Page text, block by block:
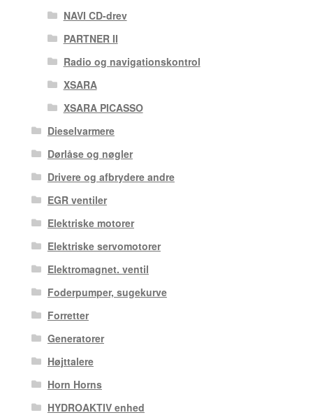
NAVI CD-drev
PARTNER II
Radio og navigationskontrol
XSARA
XSARA PICASSO
Dieselvarmere
Dørlåse og nøgler
Drivere og afbrydere andre
EGR ventiler
Elektriske motorer
Elektriske servomotorer
Elektromagnet. ventil
Foderpumper, sugekurve
Forretter
Generatorer
Højttalere
Horn Horns
HYDROAKTIV enhed